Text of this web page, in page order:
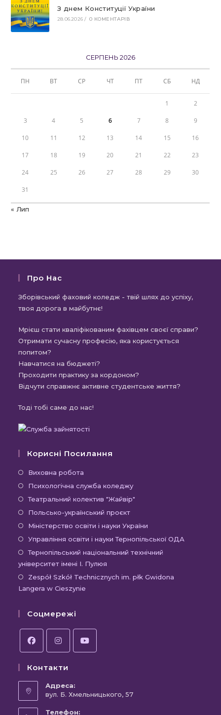
З днем Конституції України
28.06.2026 / 0 КОМЕНТАРІВ
СЕРПЕНЬ 2026
ПН ВТ СР ЧТ ПТ СБ НД
1 2
3 4 5 6 7 8 9
10 11 12 13 14 15 16
17 18 19 20 21 22 23
24 25 26 27 28 29 30
31
« Лип
Про Нас
Зборівський фаховий коледж - твій шлях до успіху,
твоя дорога в майбутнє!
Мрієш стати кваліфікованим фахівцем своєї справи?
Отримати сучасну професію, яка користується
попитом?
Навчатися на бюджеті?
Проходити практику за кордоном?
Відчути справжнє активне студентське життя?
Тоді тобі саме до нас!
Корисні Посилання
Виховна робота
в
новій
вкладці
Психологічна служба коледжуВідкриється
в
вкладці
Театральний колектив "Жайвір"
новій
вкладці
Польсько-український проєктВідкриється
в
новій
вкладці
Міністерство освіти і науки України
в
новій
Управління освіти і науки Тернопільської ОДА
Тернопільський національний технічний
університет імені І. Пулюя
Zespół Szkół Technicznych im. płk Gwidona
Langera w Cieszynie
Соцмережі
в
новій
вкладці
в
новій
вкладці
новій
вкладці
Контакти
Адреса:
вул. Б. Хмельницького, 57
Телефон: